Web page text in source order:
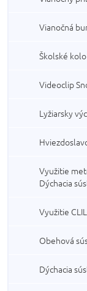
Vianočná
Školské
Videoclip
Lyžiarsky
Využitie
Dýchacia
Využitie
Obehová
Dýchacia